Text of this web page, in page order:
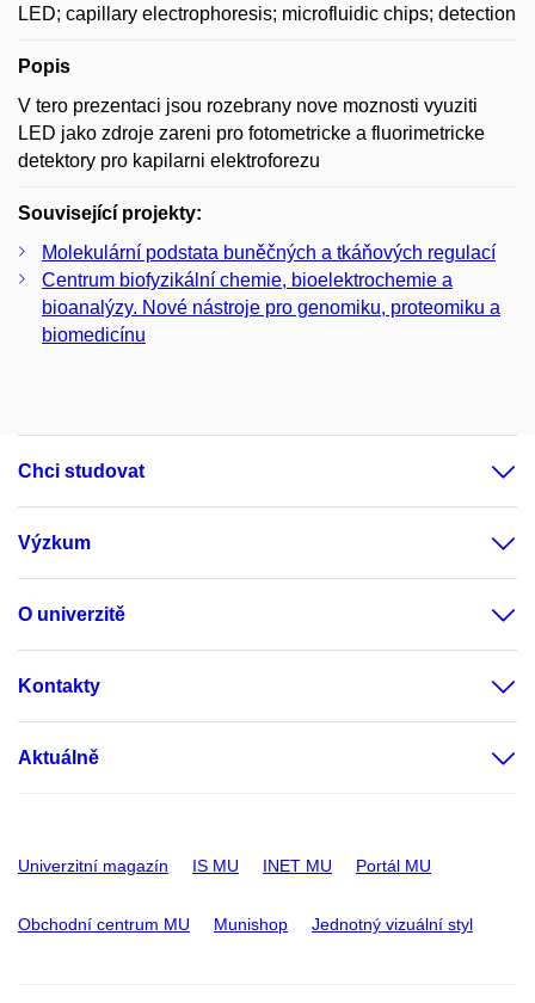
LED; capillary electrophoresis; microfluidic chips; detection
Popis
V tero prezentaci jsou rozebrany nove moznosti vyuziti
LED jako zdroje zareni pro fotometricke a fluorimetricke
detektory pro kapilarni elektroforezu
Související projekty:
Molekulární podstata buněčných a tkáňových regulací
Centrum biofyzikální chemie, bioelektrochemie a
bioanalýzy. Nové nástroje pro genomiku, proteomiku a
biomedicínu
Chci studovat
Výzkum
O univerzitě
Kontakty
Aktuálně
Univerzitní magazín IS MU INET MU Portál MU
Obchodní centrum MU Munishop Jednotný vizuální styl